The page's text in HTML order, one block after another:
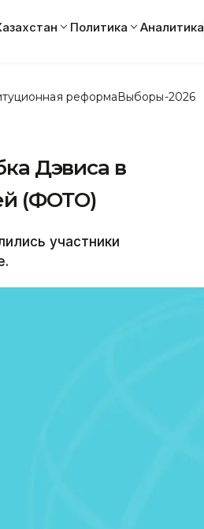
Политика Аналитика
реформаВыборы-2026
Дэвиса в
(ФОТО)
участники